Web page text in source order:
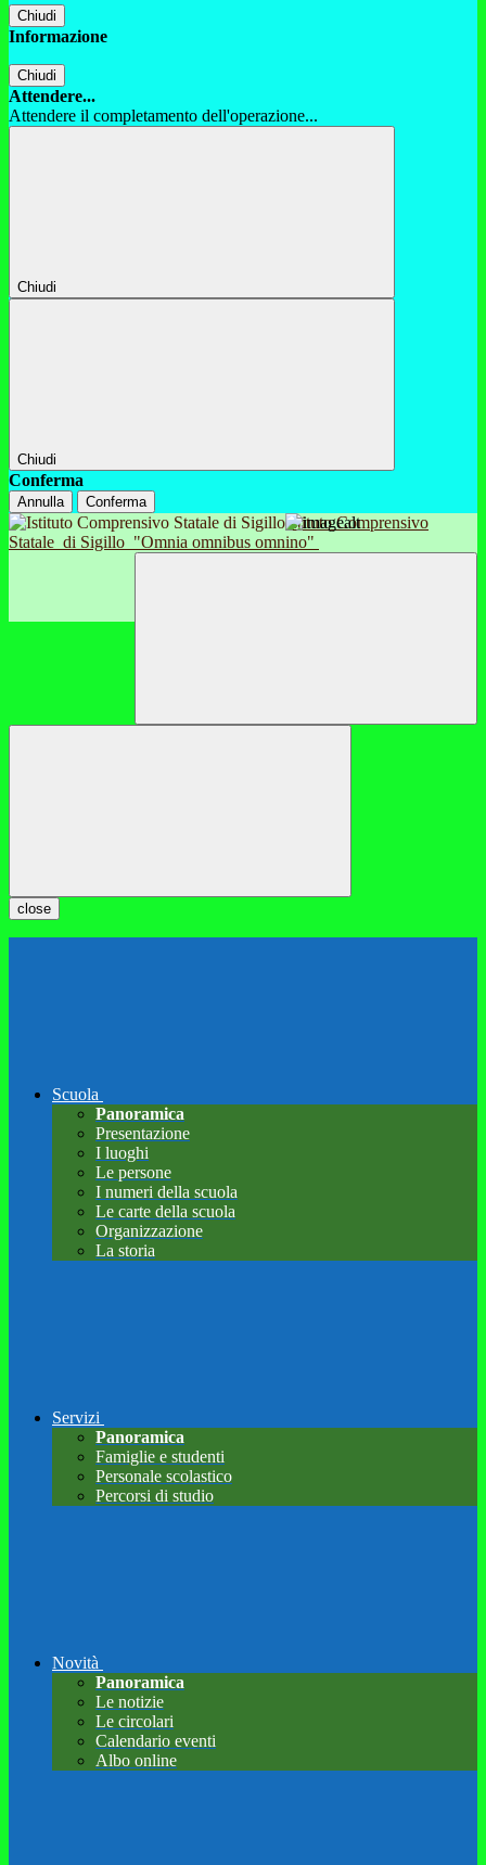
Chiudi
Informazione
Chiudi
Attendere...
Attendere il completamento dell'operazione...
Chiudi
Chiudi
Conferma
Annulla Conferma
Istituto Comprensivo
Statale di Sigillo "Omnia omnibus omnino"
close
Scuola
Panoramica
Presentazione
I luoghi
Le persone
I numeri della scuola
Le carte della scuola
Organizzazione
La storia
Servizi
Panoramica
Famiglie e studenti
Personale scolastico
Percorsi di studio
Novità
Panoramica
Le notizie
Le circolari
Calendario eventi
Albo online